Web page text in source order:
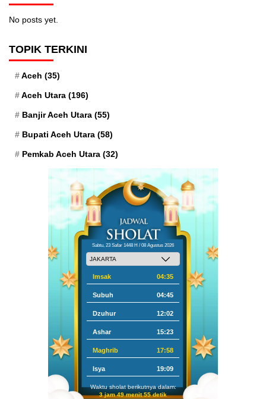
No posts yet.
TOPIK TERKINI
Aceh (35)
Aceh Utara (196)
Banjir Aceh Utara (55)
Bupati Aceh Utara (58)
Pemkab Aceh Utara (32)
Sabtu, 23 Safar 1448 H / 08 Agustus 2026
Imsak 04:35
Subuh 04:45
Dzuhur 12:02
Ashar 15:23
Maghrib 17:58
Isya 19:09
Waktu sholat berikutnya dalam:
3 jam 49 menit 54 detik